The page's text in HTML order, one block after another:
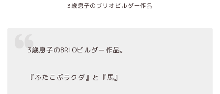
3歳息子のブリオビルダー作品
3歳息子のBRIOビルダー作品。
『ふたこぶラクダ』と『馬』